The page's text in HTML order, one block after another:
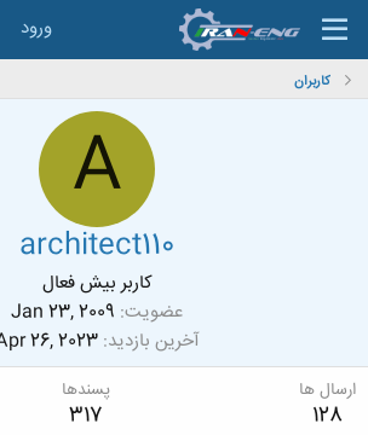
ورود
کاربران
A
architect110
کاربر بیش فعال
عضویت Jan 23, 2009
آخرین بازدید 26, 2023
ارسال ها
128
پسندها
317